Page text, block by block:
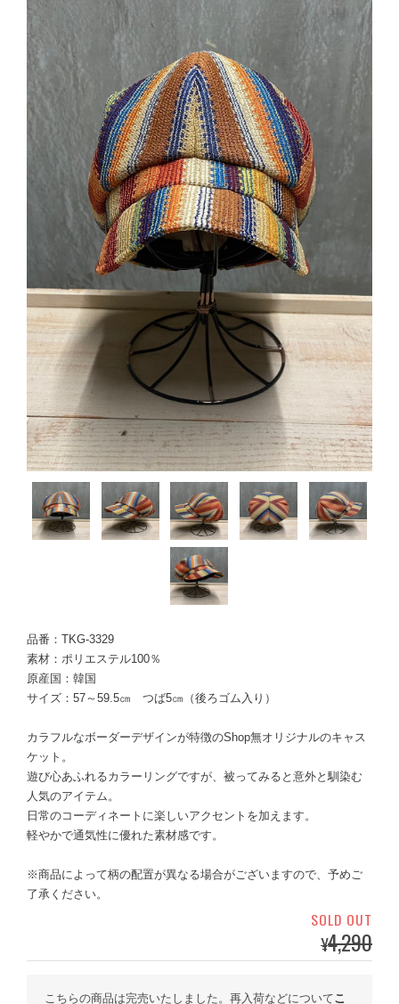
品番：TKG-3329
素材：ポリエステル100％
原産国：韓国
サイズ：57～59.5㎝ つば5㎝（後ろゴム入り）
カラフルなボーダーデザインが特徴のShop無オリジナルのキャス
ケット。
遊び心あふれるカラーリングですが、被ってみると意外と馴染む
人気のアイテム。
日常のコーディネートに楽しいアクセントを加えます。
軽やかで通気性に優れた素材感です。
※商品によって柄の配置が異なる場合がございますので、予めご
了承ください。
SOLD OUT
¥4,290
こちらの商品は完売いたしました。再入荷などについてこ